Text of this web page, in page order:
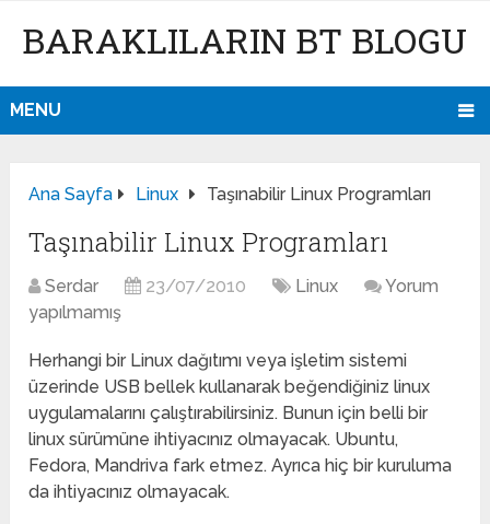
BARAKLILARIN BT BLOGU
MENU
Ana Sayfa Linux Taşınabilir Linux Programları
Taşınabilir Linux Programları
Serdar 23/07/2010 Linux
Yorum
yapılmamış
Herhangi bir Linux dağıtımı veya işletim sistemi
üzerinde USB bellek kullanarak beğendiğiniz linux
uygulamalarını çalıştırabilirsiniz. Bunun için belli bir
linux sürümüne ihtiyacınız olmayacak. Ubuntu,
Fedora, Mandriva fark etmez. Ayrıca hiç bir kuruluma
da ihtiyacınız olmayacak.